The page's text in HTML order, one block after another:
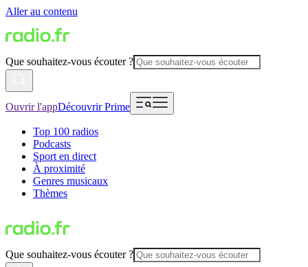
Aller au contenu
Que souhaitez-vous écouter ?
Ouvrir l'appDécouvrir Prime
Top 100 radios
Podcasts
Sport en direct
À proximité
Genres musicaux
Thèmes
Que souhaitez-vous écouter ?